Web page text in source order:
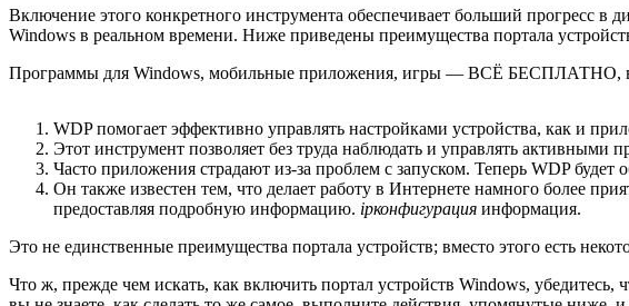
Включение этого конкретного инструмента обеспечивает больший прогресс в
Windows в реальном времени. Ниже приведены преимущества портала
Программы для Windows, мобильные приложения, игры — ВСЁ БЕСПЛАТНО, в
WDP помогает эффективно управлять настройками устройства, как и
Этот инструмент позволяет без труда наблюдать и управлять активными
Часто приложения страдают из-за проблем с запуском. Теперь WDP будет
Он также известен тем, что делает работу в Интернете намного более
предоставляя подробную информацию. ipконфигурация информация.
Это не единственные преимущества портала устройств; вместо этого есть
Что ж, прежде чем искать, как включить портал устройств Windows,